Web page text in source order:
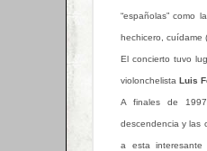
“españolas” como
hechicero, cuídame
El concierto tuvo
violonchelista Luis
A finales de
descendencia y las
a esta interesante